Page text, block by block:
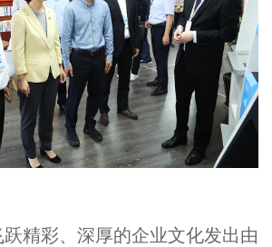
精彩、深厚的企业文化发出由